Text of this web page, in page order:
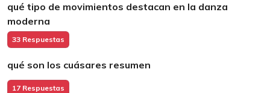
qué tipo de movimientos destacan en la danza
moderna
33 Respuestas
qué son los cuásares resumen
17 Respuestas